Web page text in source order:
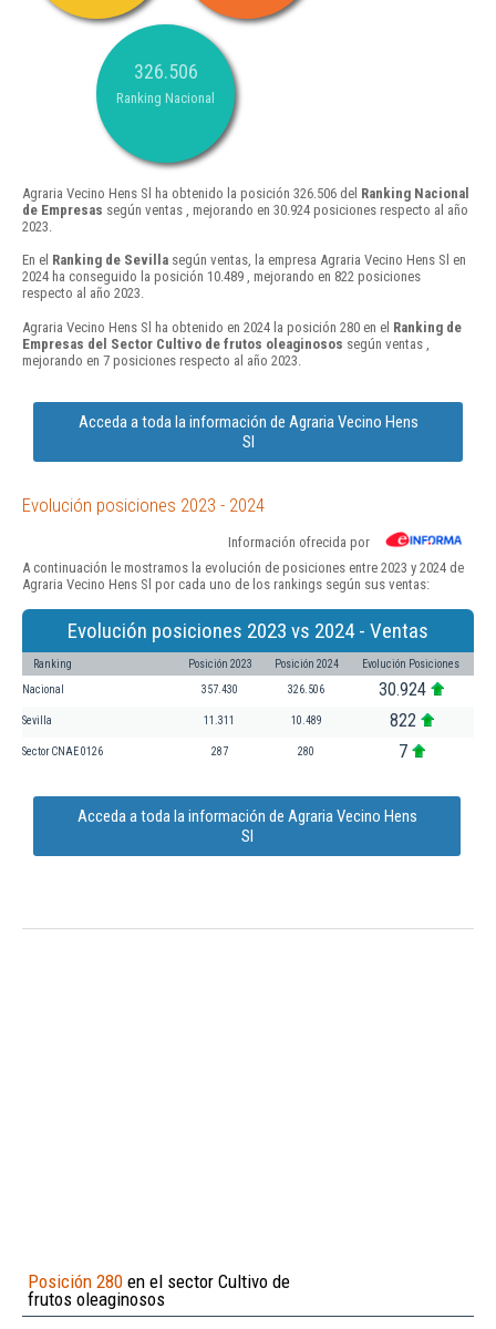
326.506
Ranking Nacional
Agraria Vecino Hens Sl ha obtenido la posición 326.506 del Ranking Nacional
de Empresas según ventas , mejorando en 30.924 posiciones respecto al año
2023.
En el Ranking de Sevilla según ventas, la empresa Agraria Vecino Hens Sl en
2024 ha conseguido la posición 10.489 , mejorando en 822 posiciones
respecto al año 2023.
Agraria Vecino Hens Sl ha obtenido en 2024 la posición 280 en el Ranking de
Empresas del Sector Cultivo de frutos oleaginosos según ventas ,
mejorando en 7 posiciones respecto al año 2023.
Acceda a toda la información de Agraria Vecino Hens
Sl
Evolución posiciones 2023 - 2024
Información ofrecida por
A continuación le mostramos la evolución de posiciones entre 2023 y 2024 de
Agraria Vecino Hens Sl por cada uno de los rankings según sus ventas:
Evolución posiciones 2023 vs 2024 - Ventas
Ranking Posición 2023 Posición 2024 Evolución Posiciones
Nacional 357.430 326.506 30.924
Sevilla 11.311 10.489 822
Sector CNAE 0126 287 280 7
Acceda a toda la información de Agraria Vecino Hens
Sl
Posición 280 en el sector Cultivo de
frutos oleaginosos